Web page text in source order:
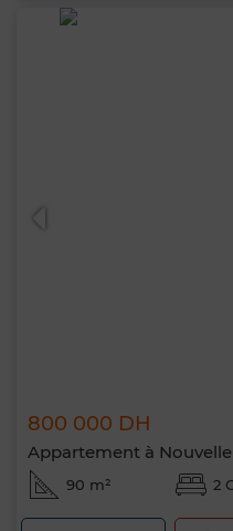
800 000 DH
Appartement à
90 m² 2